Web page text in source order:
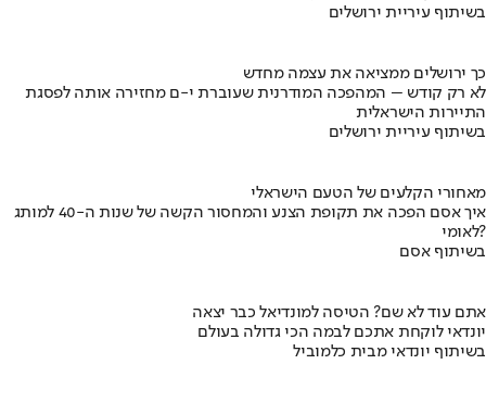
בשיתוף עיריית ירושלים
כך ירושלים ממציאה את עצמה מחדש
לא רק קודש – המהפכה המודרנית שעוברת י-ם מחזירה אותה לפסגת
התיירות הישראלית
בשיתוף עיריית ירושלים
מאחורי הקלעים של הטעם הישראלי
איך אסם הפכה את תקופת הצנע והמחסור הקשה של שנות ה-40 למותג
לאומי?
בשיתוף אסם
אתם עוד לא שם? הטיסה למונדיאל כבר יצאה
יונדאי לוקחת אתכם לבמה הכי גדולה בעולם
בשיתוף יונדאי מבית כלמוביל